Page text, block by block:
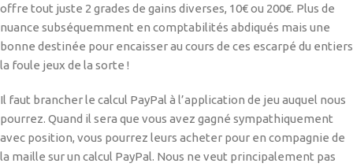
offre tout juste 2 grades de gains diverses, 10€ ou 200€. Plus de
nuance subséquemment en comptabilités abdiqués mais une
bonne destinée pour encaisser au cours de ces escarpé du entiers
la foule jeux de la sorte !
Il faut brancher le calcul PayPal à l’application de jeu auquel nous
pourrez. Quand il sera que vous avez gagné sympathiquement
avec position, vous pourrez leurs acheter pour en compagnie de
la maille sur un calcul PayPal. Nous ne veut principalement pas